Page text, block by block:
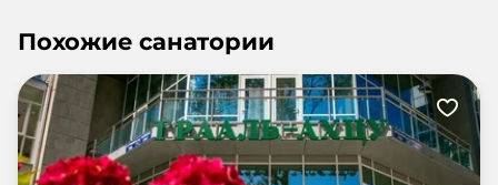
Похожие санатории